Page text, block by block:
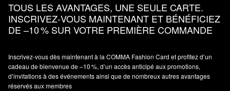
TOUS LES AVANTAGES, UNE SEULE CARTE.
INSCRIVEZ‑VOUS MAINTENANT ET BÉNÉFICIEZ
DE –10 % SUR VOTRE PREMIÈRE COMMANDE
Inscrivez‑vous dès maintenant à la COMMA Fashion Card et profitez d’un
cadeau de bienvenue de –10 %, d’un accès anticipé aux promotions,
d’invitations à des événements ainsi que de nombreux autres avantages
réservés aux membres